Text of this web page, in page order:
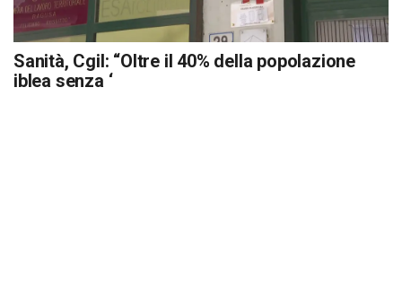
Sanità, Cgil: “Oltre il 40% della popolazione
iblea senza ‘